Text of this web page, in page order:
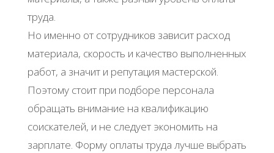
труда.
Но именно от сотрудников зависит расход
материала, скорость и качество выполненных
работ, а значит и репутация мастерской.
Поэтому стоит при подборе персонала
обращать внимание на квалификацию
соискателей, и не следует экономить на
зарплате. Форму оплаты труда лучше выбрать